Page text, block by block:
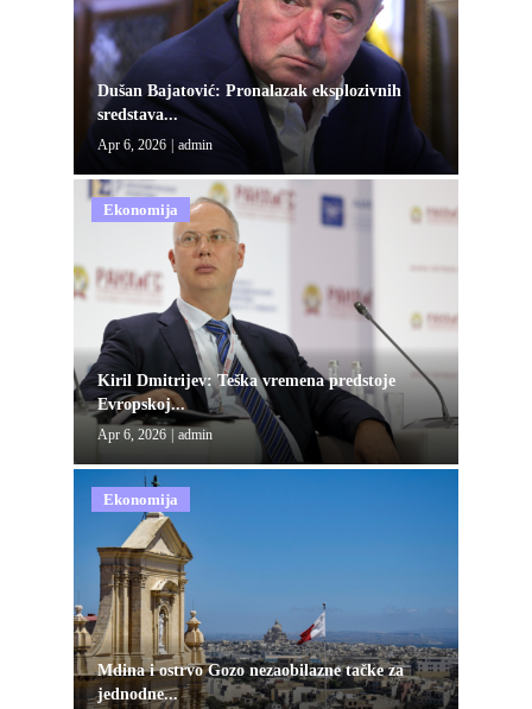
Dušan Bajatović: Pronalazak eksplozivnih
sredstava...
Apr 6, 2026 admin
Ekonomija
Kiril Dmitrijev: Teška vremena predstoje
Evropskoj...
Apr 6, 2026 admin
Ekonomija
Mdina i ostrvo Gozo nezaobilazne tačke za
jednodne...